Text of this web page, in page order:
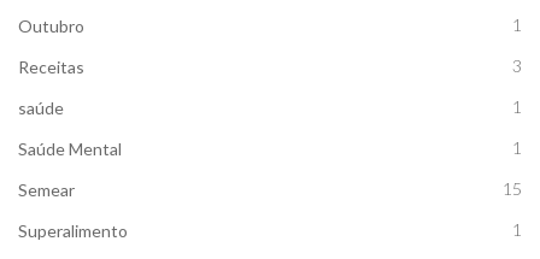
Outubro 1
Receitas 3
saúde 1
Saúde Mental 1
Semear 15
Superalimento 1